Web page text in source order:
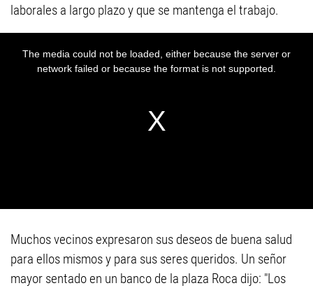
laborales a largo plazo y que se mantenga el trabajo.
Muchos vecinos expresaron sus deseos de buena salud
para ellos mismos y para sus seres queridos. Un señor
mayor sentado en un banco de la plaza Roca dijo: "Los